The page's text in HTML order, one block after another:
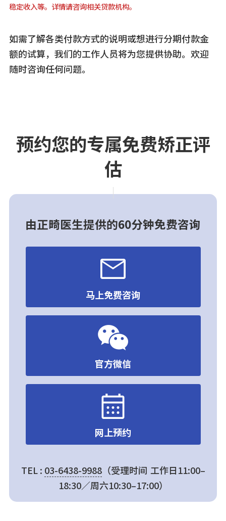
稳定收入等。详情请咨询相关贷款机构。
如需了解各类付款方式的说明或想进行分期付款金
额的试算，我们的工作人员将为您提供协助。欢迎
随时咨询任何问题。
预约您的专属免费矫正评
估
由正畸医生提供的60分钟免费咨询
马上免费咨询
官方微信
网上预约
TEL : 03-6438-9988（受理时间 工作日11:00–
18:30／周六10:30–17:00）